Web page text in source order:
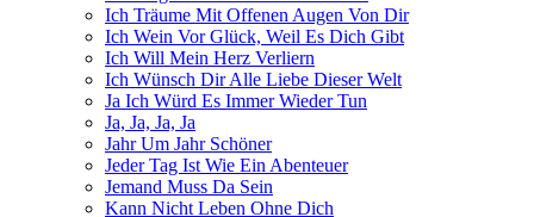
Ich Träume Mit Offenen Augen Von Dir
Ich Wein Vor Glück, Weil Es Dich Gibt
Ich Will Mein Herz Verliern
Ich Wünsch Dir Alle Liebe Dieser Welt
Ja Ich Würd Es Immer Wieder Tun
Ja, Ja, Ja, Ja
Jahr Um Jahr Schöner
Jeder Tag Ist Wie Ein Abenteuer
Jemand Muss Da Sein
Kann Nicht Leben Ohne Dich